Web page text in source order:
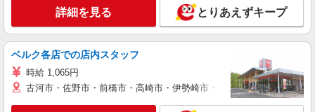
詳細を見る とりあえずキープ
ベルク各店での店内スタッフ
時給 1,065円
古河市・佐野市・前橋市・高崎市・伊勢崎市・太田市・館林市・藤